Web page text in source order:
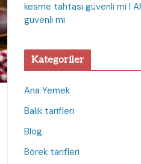
kesme tahtası güvenli mi I
güvenli mi
Kategoriler
Ana Yemek
Balık tarifleri
Blog
Börek tarifleri